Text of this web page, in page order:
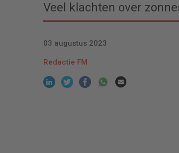
Veel klachten over
03 augustus 2023
Redactie FM